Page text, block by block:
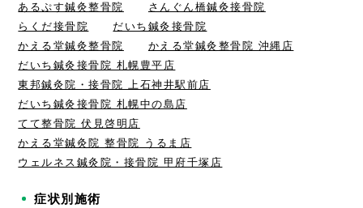
あるぷす鍼灸整骨院
さんぐん橋鍼灸接骨院
らくだ接骨院
だいち鍼灸接骨院
かえる堂鍼灸整骨院
かえる堂鍼灸整骨院 沖縄店
だいち鍼灸接骨院 札幌豊平店
東邦鍼灸院・接骨院 上石神井駅前店
だいち鍼灸接骨院 札幌中の島店
てて整骨院 伏見啓明店
かえる堂鍼灸院 整骨院 うるま店
ウェルネス鍼灸院・接骨院 甲府千塚店
症状別施術